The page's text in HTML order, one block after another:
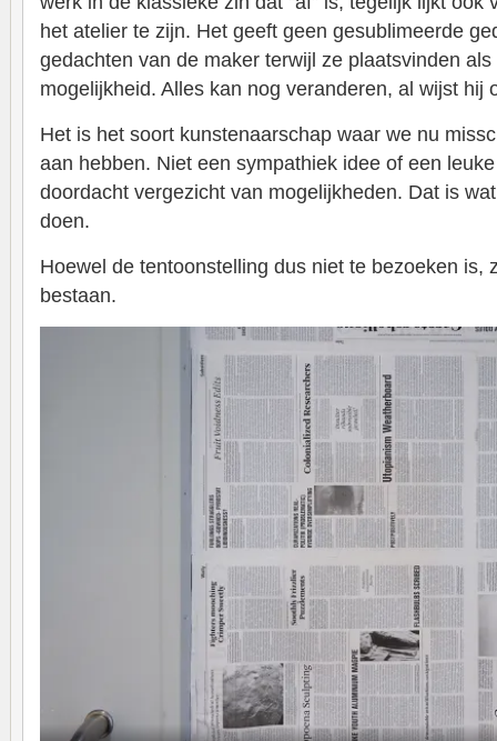
het atelier te zijn. Het geeft geen gesublimeerde
gedachten van de maker terwijl ze plaatsvinden
mogelijkheid. Alles kan nog veranderen, al wijst hij
Het is het soort kunstenaarschap waar we nu
aan hebben. Niet een sympathiek idee of een
doordacht vergezicht van mogelijkheden. Dat is
doen.
Hoewel de tentoonstelling dus niet te bezoeken is,
bestaan.